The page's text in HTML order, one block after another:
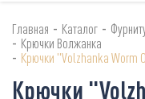
Главная - Каталог -
- Крючки Волжанка
- Крючки "Volzhanka Worm
Крючки